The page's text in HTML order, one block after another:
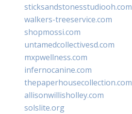
sticksandstonesstudiooh.com
walkers-treeservice.com
shopmossi.com
untamedcollectivesd.com
mxpwellness.com
infernocanine.com
thepaperhousecollection.com
allisonwillisholley.com
solslite.org